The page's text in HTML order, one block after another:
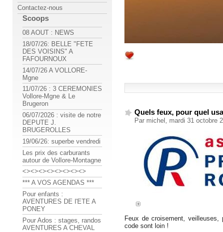
Quels feux, pour quel
Par michel, mardi 31 octobre
Feux de croisement,
code sont loin !
Contactez-nous
Scoops
08 AOUT : NEWS
18/07/26: BELLE "FETE
DES VOISINS" A
FAFOURNOUX
14/07/26 A VOLLORE-
Mgne
11/07/26 : 3 CEREMONIES
Vollore-Mgne & Le
Brugeron
06/07/2026 : visite de notre
DEPUTE J.
BRUGEROLLES
19/06/26: superbe vendredi
Les prix des carburants
autour de Vollore-Montagne
<><><><><><><><>
*** A VOS AGENDAS ***
Pour enfants :
AVENTURES DE l'ETE A
PONEY
Pour Ados : stages, randos
AVENTURES A CHEVAL